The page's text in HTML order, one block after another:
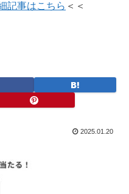
記事はこちら ＜＜
2025.01.20